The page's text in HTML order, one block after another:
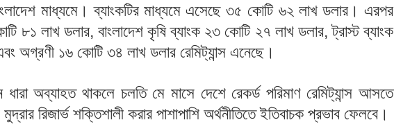
মাধ্যমে। ব্যাংকটির মাধ্যমে এসেছে ৩৫ কোটি ৬২ লাখ ডলার। এরপর
৮১ লাখ ডলার, বাংলাদেশ কৃষি ব্যাংক ২৩ কোটি ২৭ লাখ ডলার, ট্রাস্ট ব্যাংক
অগ্রণী ১৬ কোটি ৩৪ লাখ ডলার রেমিট্যান্স এনেছে।
ধারা অব্যাহত থাকলে চলতি মে মাসে দেশে রেকর্ড পরিমাণ রেমিট্যান্স আসতে
রিজার্ভ শক্তিশালী করার পাশাপাশি অর্থনীতিতে ইতিবাচক প্রভাব ফেলবে।